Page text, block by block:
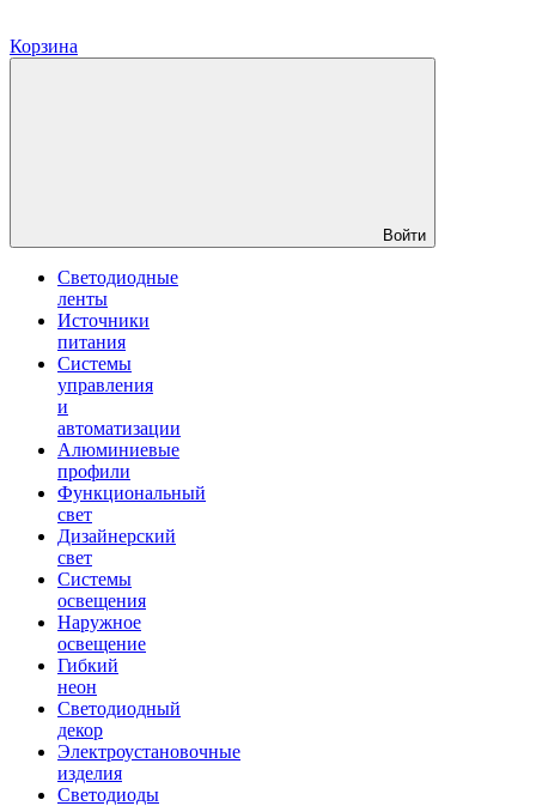
Корзина
Войти
Светодиодные
ленты
Источники
питания
Системы
управления
и
автоматизации
Алюминиевые
профили
Функциональный
свет
Дизайнерский
свет
Системы
освещения
Наружное
освещение
Гибкий
неон
Светодиодный
декор
Электроустановочные
изделия
Светодиоды